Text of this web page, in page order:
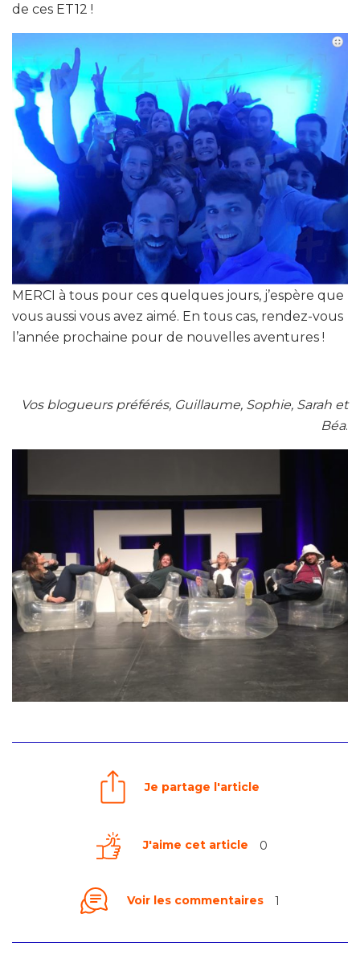
de ces ET12 !
MERCI à tous pour ces quelques jours, j’espère que
vous aussi vous avez aimé. En tous cas, rendez-vous
l’année prochaine pour de nouvelles aventures !
Vos blogueurs préférés, Guillaume, Sophie, Sarah et
Béa.
Je partage l'article
J'aime cet article 0
Voir les commentaires 1